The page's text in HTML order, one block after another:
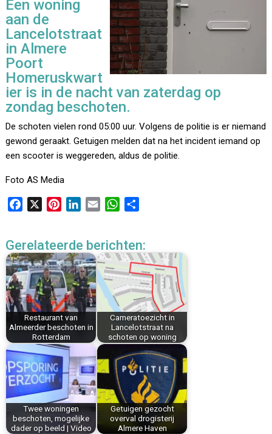
Een woning
aan de
Lancelotstraat
in Almere
Poort
Homeruskwart
ier is in de nacht van zaterdag op
zondag beschoten.
De schoten vielen rond 05:00 uur. Volgens de politie is er niemand
gewond geraakt. Getuigen melden dat na het incident iemand op
een scooter is weggereden, aldus de politie.
Foto AS Media
e
b
o
o
k
t
e
r
e
s
t
k
e
d
I
n
i
l
W
t
s
A
p
p
e
n
Gerelateerde berichten:
Restaurant van
Almeerder beschoten in
Rotterdam
Cameratoezicht in
Lancelotstraat na
schoten op woning
Twee woningen
beschoten, mogelijke
dader op beeld | Video
Getuigen gezocht
overval drogisterij
Almere Haven